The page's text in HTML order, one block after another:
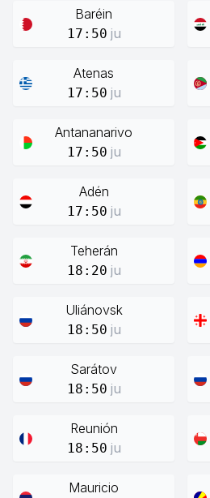
Baréin
17:50 ju
Atenas
17:50 ju
Antananarivo
17:50 ju
Adén
17:50 ju
Teherán
18:20 ju
Uliánovsk
18:50 ju
Sarátov
18:50 ju
Reunión
18:50 ju
Mauricio